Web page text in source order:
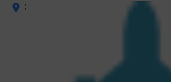
：